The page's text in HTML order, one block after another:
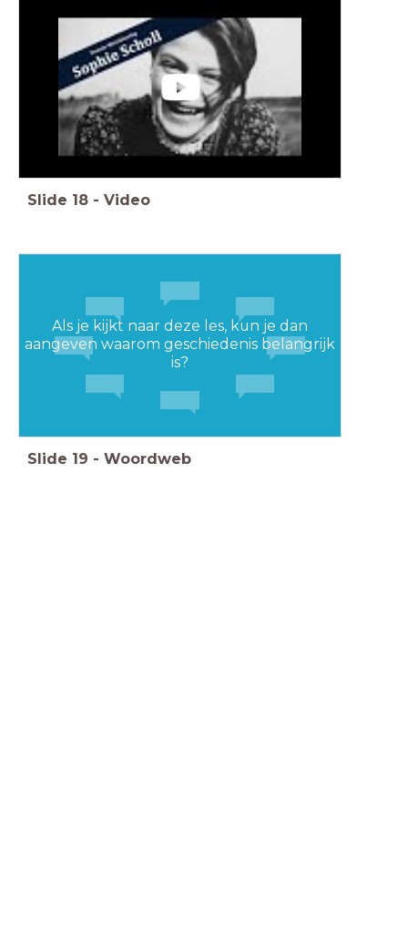
Slide 18 - Video
Als je kijkt naar deze les, kun je dan
aangeven waarom geschiedenis belangrijk
is?
Slide 19 - Woordweb